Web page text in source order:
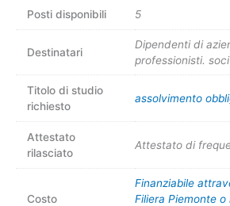
Posti disponibili 5
Destinatari
Dipendenti di
professionisti.
Titolo di studio
richiesto
assolvimento
Attestato
rilasciato
Attestato di
Costo
Finanziabile
Filiera Piemonte o